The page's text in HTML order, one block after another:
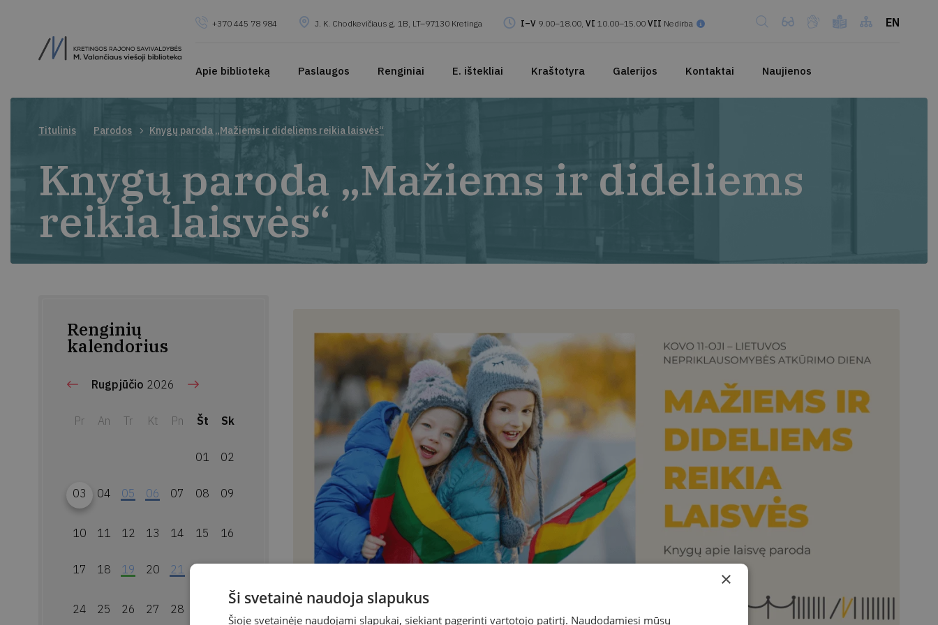
+370 445 78 984 J. K. Chodkevičiaus g. 1B, LT–97130 Kretinga I–V 9.00–18.00, VI 10.00–15.00 VII Nedirba EN
Apie biblioteką Paslaugos Renginiai E. ištekliai Kraštotyra Galerijos Kontaktai Naujienos
Titulinis Parodos Knygų paroda „Mažiems ir dideliems reikia laisvės“
Knygų paroda „Mažiems ir dideliems
reikia laisvės“
Renginių
kalendorius
Rugpjūčio 2026
Pr An Tr Kt Pn Št Sk
01 02
03 04 05 06 07 08 09
10 11 12 13 14 15 16
17 18 19 20 21
24 25 26 27 28
×
Ši svetainė naudoja slapukus
Šioje svetainėje naudojami slapukai, siekiant pagerinti vartotojo patirtį. Naudodamiesi mūsų